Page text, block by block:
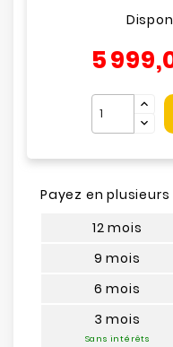
5
Payez en
12 mois
9 mois
6 mois
3 mois
Sans intérêts